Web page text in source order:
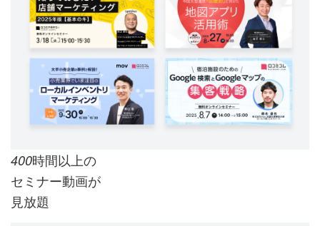
400時間以上の
セミナー動画が
見放題